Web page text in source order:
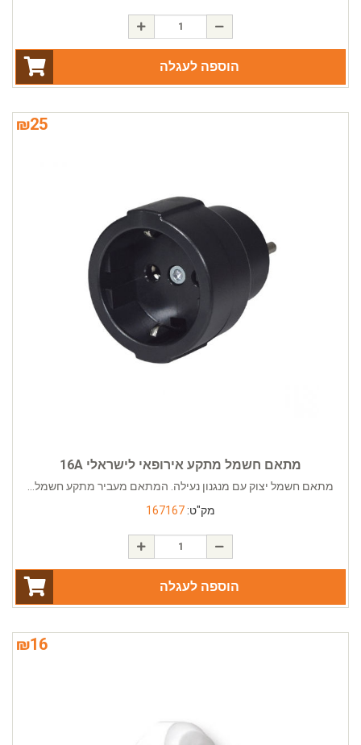
הוספה לעגלה
₪25
מתאם חשמל מתקע אירופאי לישראלי 16A
מתאם חשמל יצוק עם מנגנון נעילה. המתאם מעביר מתקע חשמל...
מק"ט: 167167
הוספה לעגלה
₪16